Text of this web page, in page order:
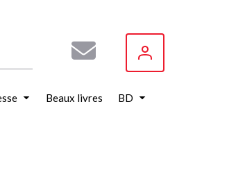
Beaux livres BD